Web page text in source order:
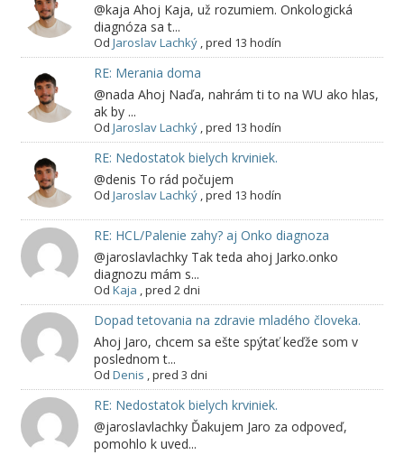
@kaja Ahoj Kaja, už rozumiem. Onkologická
diagnóza sa t...
Od Jaroslav Lachký,pred 13 hodín
RE: Merania doma
@nada Ahoj Naďa, nahrám ti to na WU ako hlas,
ak by ...
Od Jaroslav Lachký,pred 13 hodín
RE: Nedostatok bielych krviniek.
@denis To rád počujem
Od Jaroslav Lachký,pred 13 hodín
RE: HCL/Palenie zahy? aj Onko diagnoza
@jaroslavlachky Tak teda ahoj Jarko.onko
diagnozu mám s...
Od Kaja ,pred 2 dni
Dopad tetovania na zdravie mladého človeka.
Ahoj Jaro, chcem sa ešte spýtať keďže som v
poslednom t...
Od Denis ,pred 3 dni
RE: Nedostatok bielych krviniek.
@jaroslavlachky Ďakujem Jaro za odpoveď,
pomohlo k uved...